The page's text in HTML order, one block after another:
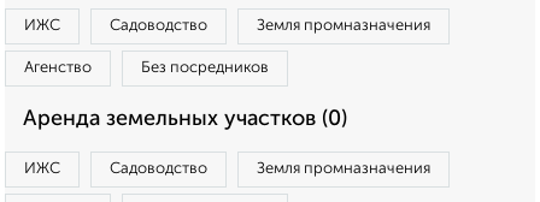
ИЖС Садоводство Земля промназначения
Агенство Без посредников
Аренда земельных участков (0)
ИЖС Садоводство Земля промназначения